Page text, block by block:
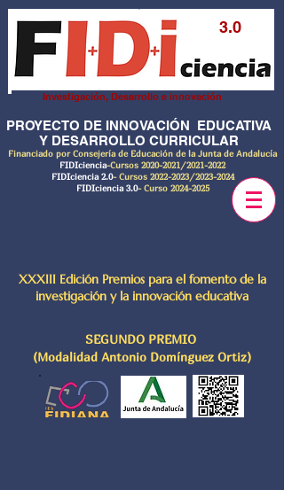
3.0
Investigación, Desarrollo e innovación
PROYECTO DE INNOVACIÓN EDUCATIVA
Y DESARROLLO CURRICULAR
Financiado por Consejería de Educación de la Junta de Andalucía
FIDIciencia-Cursos 2020-2021 /2021-2022
FIDIciencia 2.0- Cursos 2022-2023/2023-2024
FIDIciencia 3.0- Curso 2024-2025
XXXIII Edición Premios para el fomento de la
investigación y la innovación educativa
SEGUNDO PREMIO
(Modalidad Antonio Domínguez Ortiz)